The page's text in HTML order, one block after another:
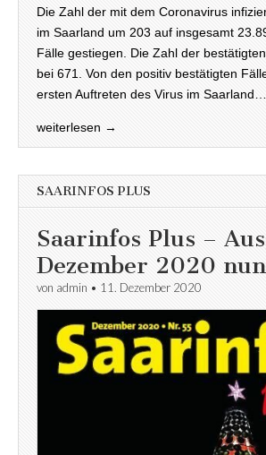
Die Zahl der mit dem Coronavirus
im Saarland um 203 auf insgesamt
Fälle gestiegen. Die Zahl der
bei 671. Von den positiv bestätigten
ersten Auftreten des Virus im Saarland…
weiterlesen →
SAARINFOS PLUS
Saarinfos Plus –
Dezember 2020
von admin • 11. Dezember 2020